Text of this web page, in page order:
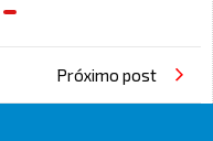
Próximo post